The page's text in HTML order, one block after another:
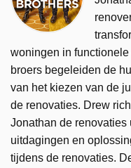
woningen in
broers begeleiden de
van het kiezen van de
de renovaties. Drew
Jonathan de renovaties
uitdagingen en
tijdens de renovaties.